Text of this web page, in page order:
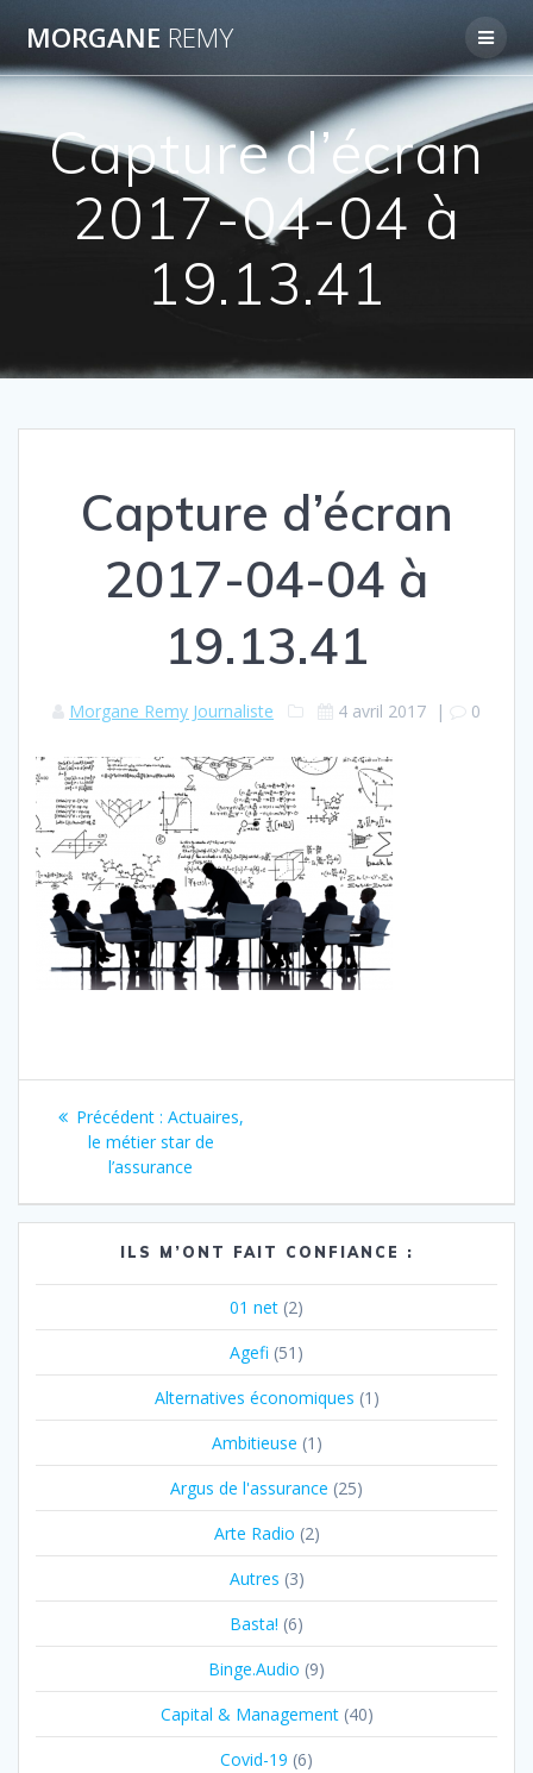
MORGANE REMY
Capture d’écran
2017-04-04 à
19.13.41
Capture d’écran
2017-04-04 à
19.13.41
Morgane Remy Journaliste 4 avril 2017 | 0
Navigation
l’article
Précédent : Article
précédent
:
Actuaires,
le métier star de
l’assurance
ILS M’ONT FAIT CONFIANCE :
01 net (2)
Agefi (51)
Alternatives économiques (1)
Ambitieuse (1)
Argus de l'assurance (25)
Arte Radio (2)
Autres (3)
Basta! (6)
Binge.Audio (9)
Capital & Management(40)
Covid-19 (6)